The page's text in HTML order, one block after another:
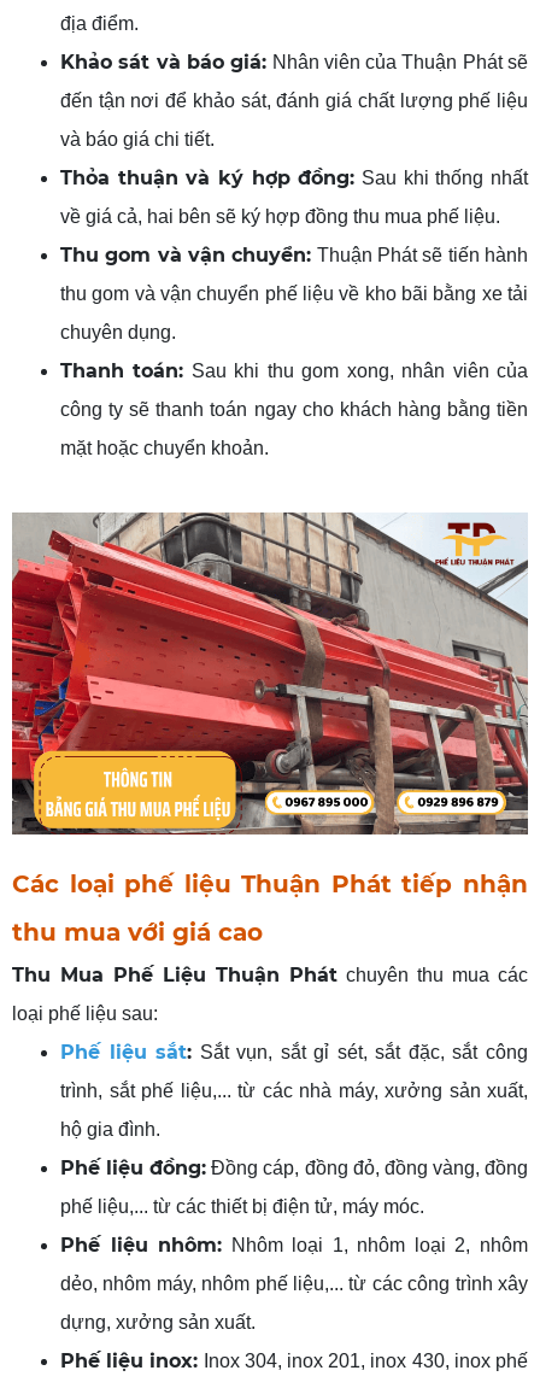
địa điểm.
Khảo sát và báo giá: Nhân viên của Thuận Phát sẽ
đến tận nơi để khảo sát, đánh giá chất lượng phế liệu
và báo giá chi tiết.
Thỏa thuận và ký hợp đồng: Sau khi thống nhất
về giá cả, hai bên sẽ ký hợp đồng thu mua phế liệu.
Thu gom và vận chuyển: Thuận Phát sẽ tiến hành
thu gom và vận chuyển phế liệu về kho bãi bằng xe tải
chuyên dụng.
Thanh toán: Sau khi thu gom xong, nhân viên của
công ty sẽ thanh toán ngay cho khách hàng bằng tiền
mặt hoặc chuyển khoản.
Các loại phế liệuThuận Phát tiếp nhận
thu mua với giá cao
Thu Mua Phế Liệu Thuận Phát chuyên thu mua các
loại phế liệu sau:
Phế liệu sắt: Sắt vụn, sắt gỉ sét, sắt đặc, sắt công
trình, sắt phế liệu,... từ các nhà máy, xưởng sản xuất,
hộ gia đình.
Phế liệu đồng: Đồng cáp, đồng đỏ, đồng vàng, đồng
phế liệu,... từ các thiết bị điện tử, máy móc.
Phế liệu nhôm: Nhôm loại 1, nhôm loại 2, nhôm
dẻo, nhôm máy, nhôm phế liệu,... từ các công trình xây
dựng, xưởng sản xuất.
Phế liệu inox: Inox 304, inox 201, inox 430, inox phế